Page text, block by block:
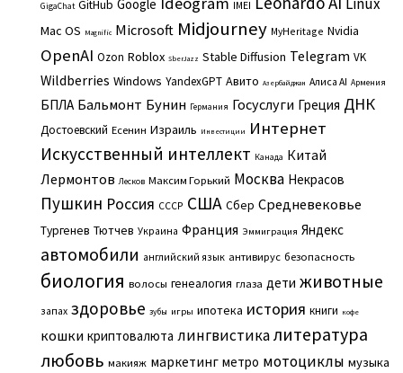
GigaChat GitHub Google IMEI
Mac OS Magnific Microsoft Midjourney MyHeritage Nvidia
OpenAI Ozon Roblox SberJazz Stable Diffusion Telegram VK
Wildberries Windows YandexGPT Авито Азербайджан Алиса AI Армения
БПЛА Бальмонт Бунин Германия Госуслуги Греция ДНК
Достоевский Есенин Израиль Инвестиции Интернет
Искусственный интеллект Канада Китай
Лермонтов Лесков Максим Горький Москва Некрасов
Пушкин Россия СССР США Сбер Средневековье
Тургенев Тютчев Украина Франция Эммиграция Яндекс
автомобили английский язык антивирус безопасность
биология волосы генеалогия глаза дети животные
запах здоровье зубы игры ипотека история книги кофе
кошки криптовалюта лингвистикалитература
любовь макияж маркетинг метро мотоциклы музыка